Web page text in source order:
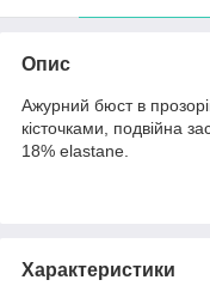
Опис
Ажурний бюст в
кісточками, подвійна
18% elastane.
Характеристики